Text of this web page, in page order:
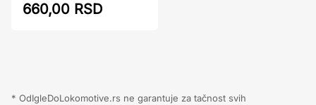
660,00 RSD
* OdIgleDoLokomotive.rs ne garantuje za tačnost svih